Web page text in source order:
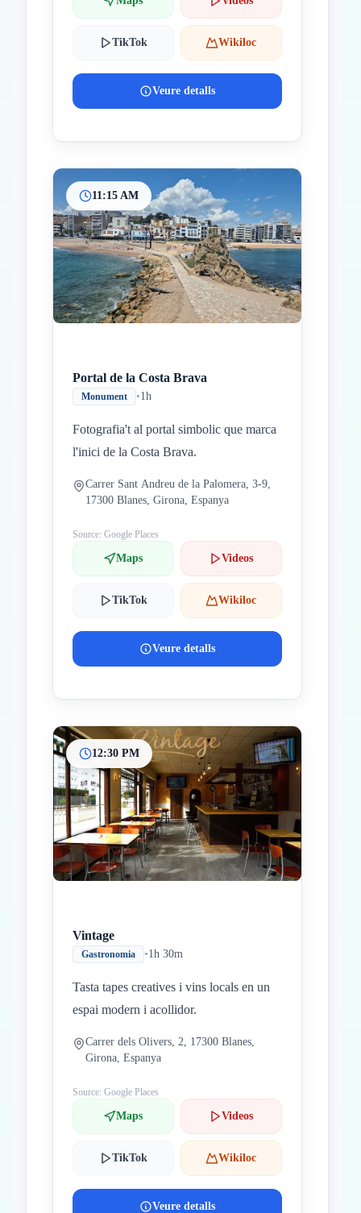
TikTok Wikiloc
Veure detalls
11:15 AM
Portal de la Costa Brava
Monument •1h
Fotografia't al portal simbolic que marca
l'inici de la Costa Brava.
Carrer Sant Andreu de la Palomera, 3-9,
17300 Blanes, Girona, Espanya
Source: Google Places
Maps Videos
TikTok Wikiloc
Veure detalls
12:30 PM
Vintage
Gastronomia •1h 30m
Tasta tapes creatives i vins locals en un
espai modern i acollidor.
Carrer dels Olivers, 2, 17300 Blanes,
Girona, Espanya
Source: Google Places
Maps Videos
TikTok Wikiloc
Veure detalls